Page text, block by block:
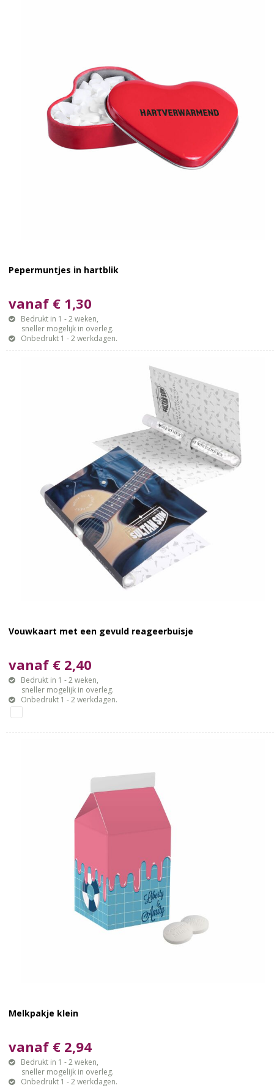
Pepermuntjes in hartblik
vanaf € 1,30
Bedrukt in 1 - 2 weken,
sneller mogelijk in overleg.
Onbedrukt 1 - 2 werkdagen.
Vouwkaart met een gevuld reageerbuisje
vanaf € 2,40
Bedrukt in 1 - 2 weken,
sneller mogelijk in overleg.
Onbedrukt 1 - 2 werkdagen.
Melkpakje klein
vanaf € 2,94
Bedrukt in 1 - 2 weken,
sneller mogelijk in overleg.
Onbedrukt 1 - 2 werkdagen.